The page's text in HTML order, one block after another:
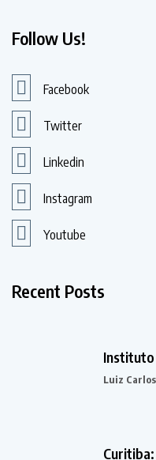
Follow Us!
Facebook
Twitter
Linkedin
Instagram
Youtube
Recent Posts
Instituto
Luiz